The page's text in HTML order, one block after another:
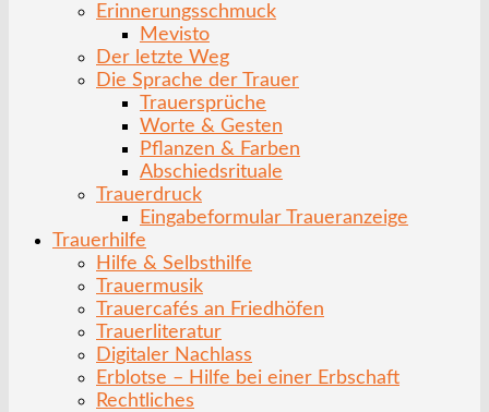
Erinnerungsschmuck
Mevisto
Der letzte Weg
Die Sprache der Trauer
Trauersprüche
Worte & Gesten
Pflanzen & Farben
Abschiedsrituale
Trauerdruck
Eingabeformular Traueranzeige
Trauerhilfe
Hilfe & Selbsthilfe
Trauermusik
Trauercafés an Friedhöfen
Trauerliteratur
Digitaler Nachlass
Erblotse – Hilfe bei einer Erbschaft
Rechtliches